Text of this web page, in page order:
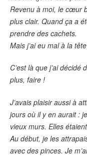
Revenu à moi, le cœur
plus clair. Quand ça a
prendre des cachets.
Mais j’ai eu mal à la
C’est là que j’ai
plus, faire !
J’avais plaisir aussi à
jours où il y en aurait :
vieux murs. Elles
Au début, je les
avec des pinces. Je